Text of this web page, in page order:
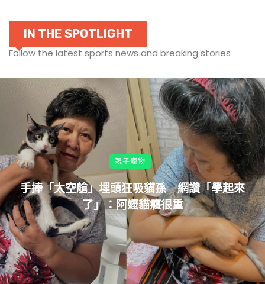
IN THE SPOTLIGHT
Follow the latest sports news and breaking stories
親子寵物
手捧「太空艙」埋頭狂吸貓孫 網讚「學起來
了」：阿嬤貓癮很重